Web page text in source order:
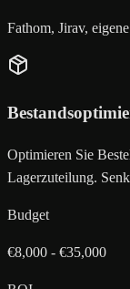
Fathom, Jirav,
Optimieren Sie
Lagerzuteilung.
Budget
€8,000 - €35,000